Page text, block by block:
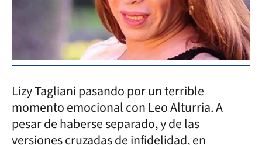
Lizy Tagliani pasando por un terrible
momento emocional con Leo Alturria. A
pesar de haberse separado, y de las
versiones cruzadas de infidelidad, en